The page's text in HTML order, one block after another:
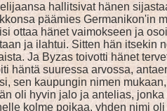
hallitsivat hänen
päämies Germanikon'in
ottaa hänet vaimokseen ja
ja ilahtui. Sitten hän itsekin
Ja Byzas toivotti hänet
suuressa arvossa,
sen kaupungin nimen
oli hyvin jalo ja antelias,
kolme poikaa, yhden nimi